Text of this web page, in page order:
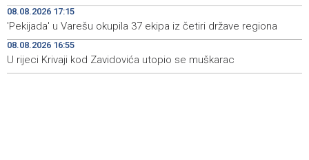
17:26
Kod mosta Brčko - Gunja pronađene kosti, vještaci
sudske medicine utvrđuju porijeklo
17:15
'Pekijada' u Varešu okupila 37 ekipa iz četiri države
regiona
08.08.2026 17:15
'Pekijada' u Varešu okupila 37 ekipa iz četiri države regiona
08.08.2026 16:55
U rijeci Krivaji kod Zavidovića utopio se muškarac